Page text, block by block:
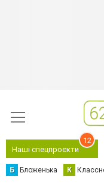
Наші спецпроєкти
12
Б Бложенька К